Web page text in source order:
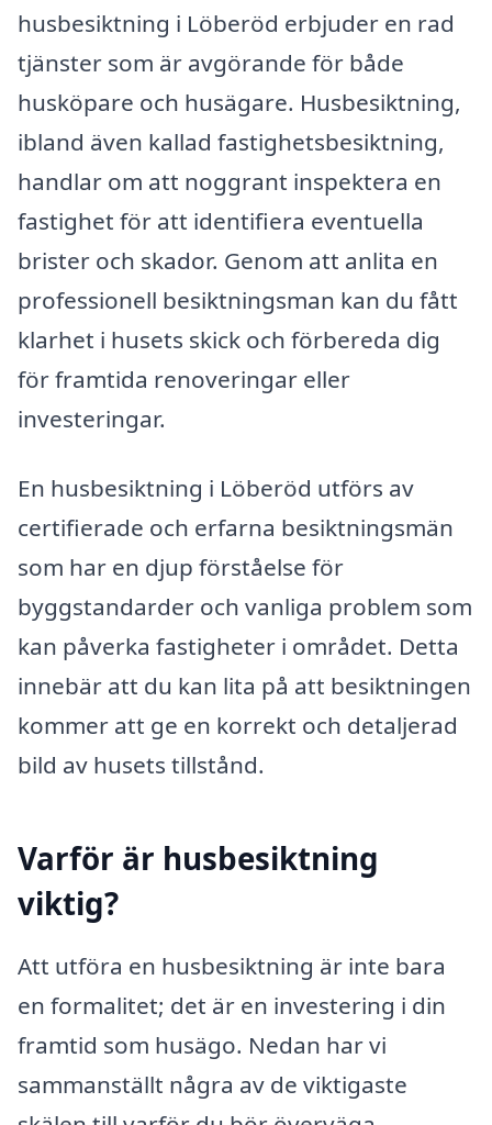
husbesiktning i Löberöd erbjuder en rad
tjänster som är avgörande för både
husköpare och husägare. Husbesiktning,
ibland även kallad fastighetsbesiktning,
handlar om att noggrant inspektera en
fastighet för att identifiera eventuella
brister och skador. Genom att anlita en
professionell besiktningsman kan du fått
klarhet i husets skick och förbereda dig
för framtida renoveringar eller
investeringar.
En husbesiktning i Löberöd utförs av
certifierade och erfarna besiktningsmän
som har en djup förståelse för
byggstandarder och vanliga problem som
kan påverka fastigheter i området. Detta
innebär att du kan lita på att besiktningen
kommer att ge en korrekt och detaljerad
bild av husets tillstånd.
Varför är husbesiktning
viktig?
Att utföra en husbesiktning är inte bara
en formalitet; det är en investering i din
framtid som husägo. Nedan har vi
sammanställt några av de viktigaste